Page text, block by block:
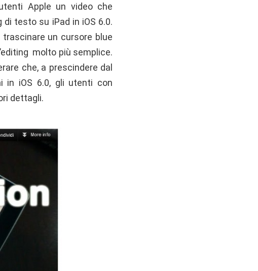
Apple un video che
testo su iPad in iOS 6.0.
trascinare un cursore blue
molto più semplice.
che, a prescindere dal
in iOS 6.0, gli utenti con
dettagli.